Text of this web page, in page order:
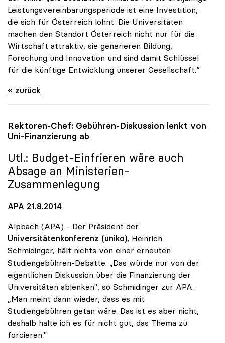
Leistungsvereinbarungsperiode ist eine Investition,
die sich für Österreich lohnt. Die Universitäten
machen den Standort Österreich nicht nur für die
Wirtschaft attraktiv, sie generieren Bildung,
Forschung und Innovation und sind damit Schlüssel
für die künftige Entwicklung unserer Gesellschaft.“
« zurück
Rektoren-Chef: Gebühren-Diskussion lenkt von
Uni-Finanzierung ab
Utl.: Budget-Einfrieren wäre auch
Absage an Ministerien-
Zusammenlegung
APA 21.8.2014
Alpbach (APA) - Der Präsident der
Universitätenkonferenz (uniko), Heinrich
Schmidinger, hält nichts von einer erneuten
Studiengebühren-Debatte. „Das würde nur von der
eigentlichen Diskussion über die Finanzierung der
Universitäten ablenken", so Schmidinger zur APA.
„Man meint dann wieder, dass es mit
Studiengebühren getan wäre. Das ist es aber nicht,
deshalb halte ich es für nicht gut, das Thema zu
forcieren."